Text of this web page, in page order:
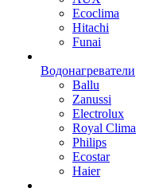
Ecoclima
Hitachi
Funai
Водонагреватели
Ballu
Zanussi
Electrolux
Royal Clima
Philips
Ecostar
Haier